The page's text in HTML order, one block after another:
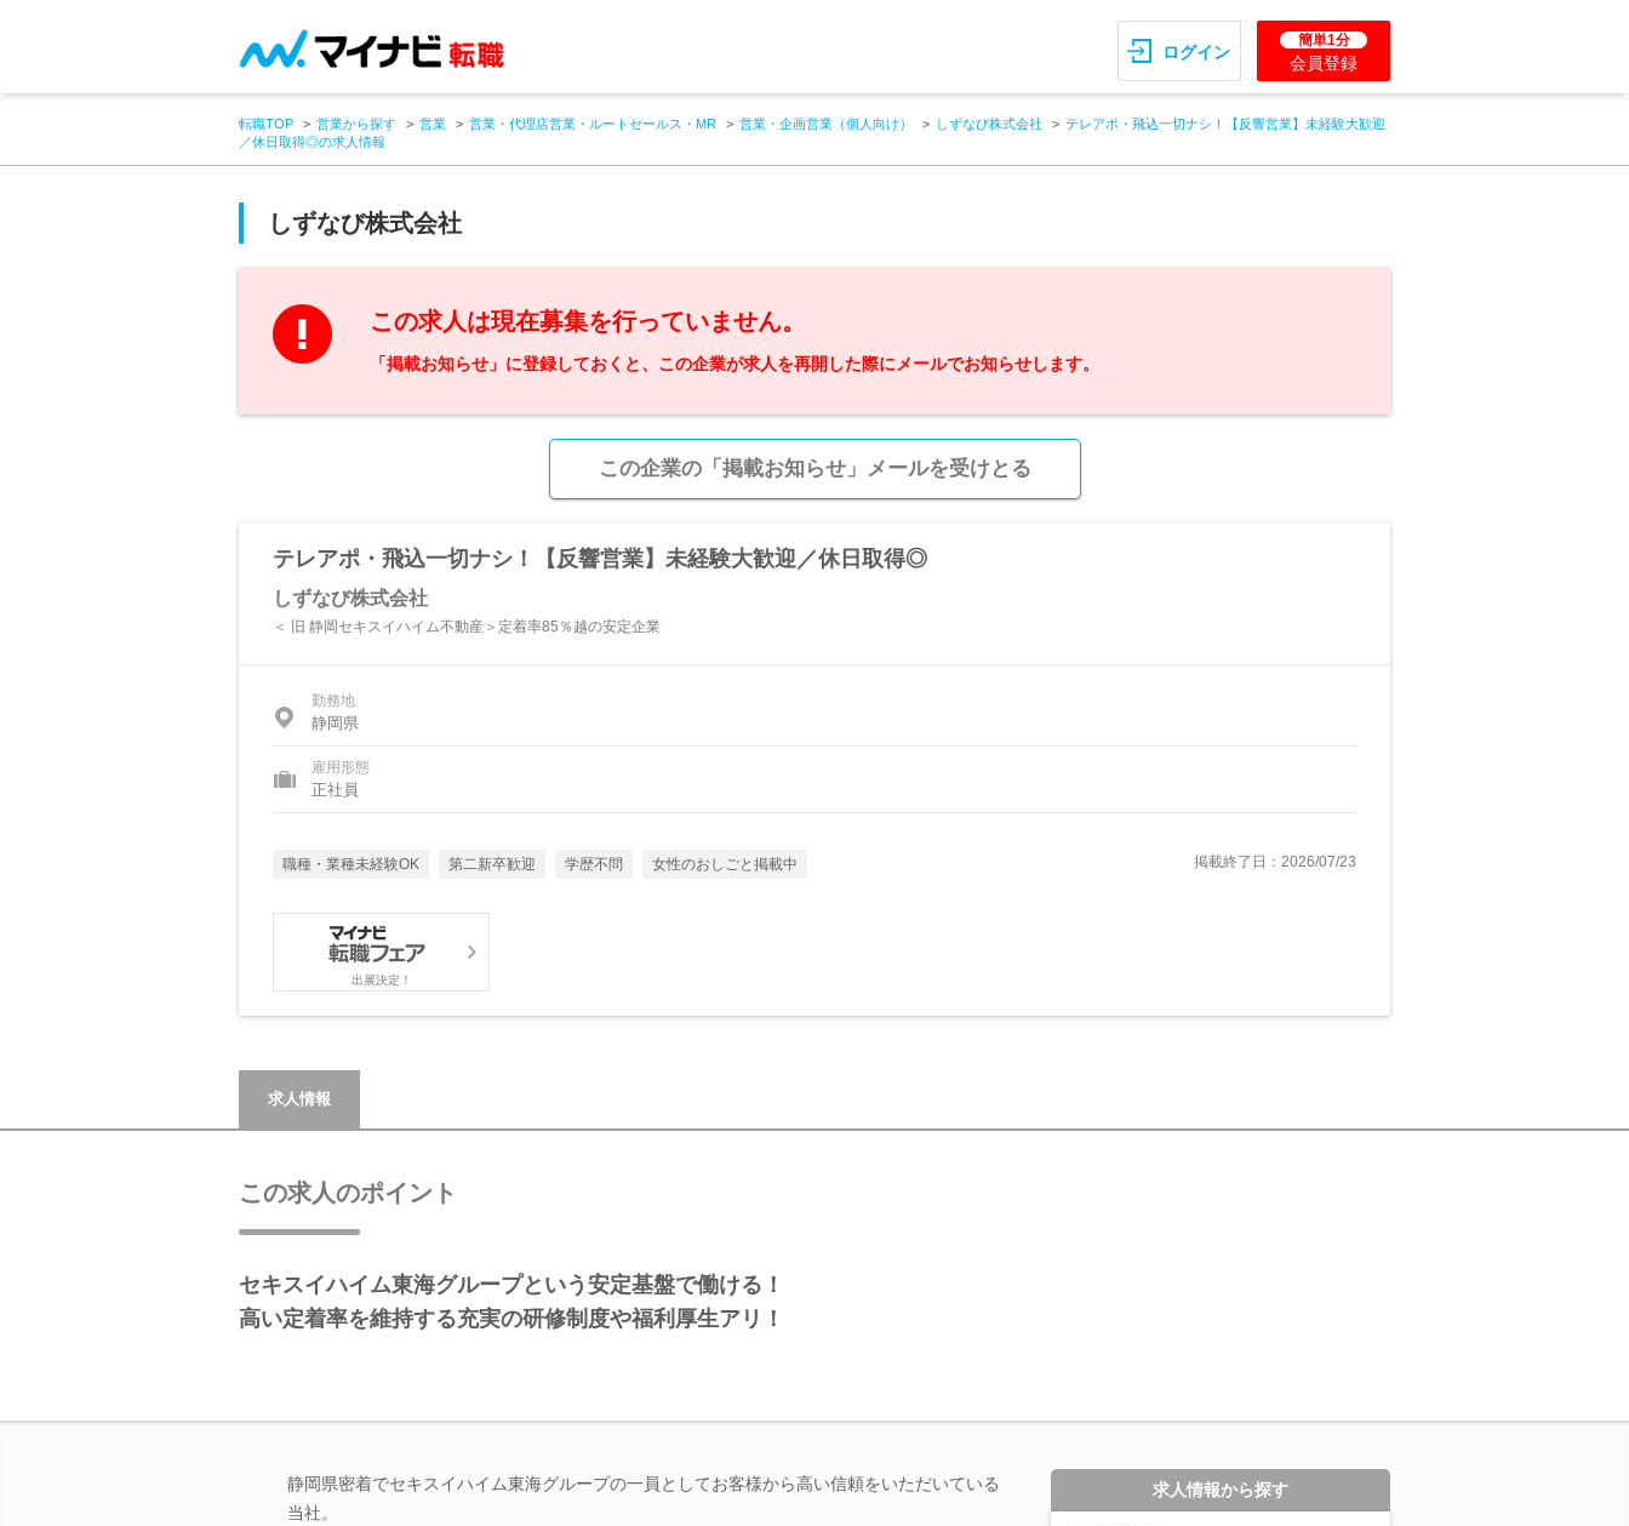
ログイン
簡単1分
会員登録
転職TOP 営業から探す 営業 営業・代理店営業・ルートセールス・MR 営業・企画営業（個人向け） しずなび株式会社
テレアポ・飛込一切ナシ！【反響営業】未経験大歓迎
／休日取得◎の求人情報
しずなび株式会社
この求人は現在募集を行っていません。
「掲載お知らせ」に登録しておくと、この企業が求人を再開した際にメールでお知らせします。
この企業の「掲載お知らせ」メールを受けとる
テレアポ・飛込一切ナシ！【反響営業】未経験大歓迎／休日取得◎
しずなび株式会社
＜ 旧 静岡セキスイハイム不動産＞定着率85％越の安定企業
勤務地
静岡県
雇用形態
正社員
職種・業種未経験OK 第二新卒歓迎 学歴不問 女性のおしごと掲載中 掲載終了日：2026/07/23
出展決定！
求人情報
この求人のポイント
セキスイハイム東海グループという安定基盤で働ける！
高い定着率を維持する充実の研修制度や福利厚生アリ！
静岡県密着でセキスイハイム東海グループの一員としてお客様から高い信頼をいただいている
当社。
求人情報から探す